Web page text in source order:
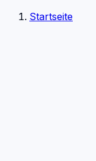
Startseite